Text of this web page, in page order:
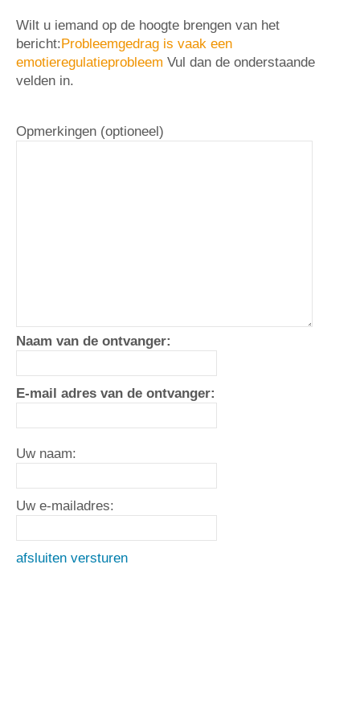
Wilt u iemand op de hoogte brengen van het
bericht:Probleemgedrag is vaak een
emotieregulatieprobleem Vul dan de onderstaande
velden in.
Opmerkingen (optioneel)
Naam van de ontvanger:
E-mail adres van de ontvanger:
Uw naam:
Uw e-mailadres:
afsluiten versturen